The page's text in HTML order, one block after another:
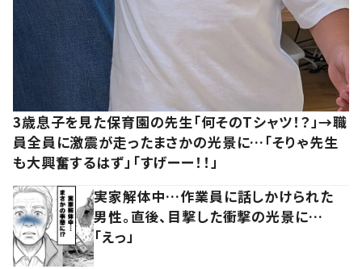
3歳息子を見た保育園の先生「何そのTシャツ！？」→職
員全員に激震が走ったまさかの光景に…「そりゃ先生
も大興奮するはず」「すげーー！！」
実家解体中…作業員に話しかけられた
男性。直後、目撃した衝撃の光景に…
「えっ」